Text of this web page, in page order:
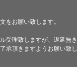
をお願い致します。
受理致しますが、遅延無き
承頂きますようお願い致し